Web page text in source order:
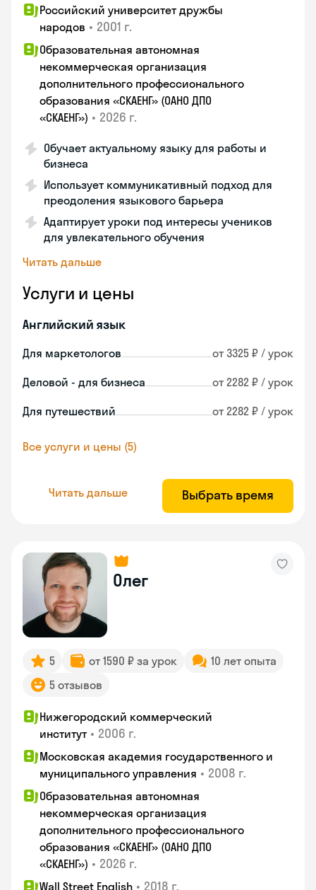
Российский университет дружбы
народов • 2001 г.
Образовательная автономная
некоммерческая организация
дополнительного профессионального
образования «СКАЕНГ» (ОАНО ДПО
«СКАЕНГ») • 2026 г.
Обучает актуальному языку для работы и
бизнеса
Использует коммуникативный подход для
преодоления языкового барьера
Адаптирует уроки под интересы учеников
для увлекательного обучения
Читать дальше
Услуги и цены
Английский язык
Для маркетологов от 3325 ₽ / урок
Деловой - для бизнеса от 2282 ₽ / урок
Для путешествий от 2282 ₽ / урок
Все услуги и цены (5)
Читать дальше Выбрать время
Олег
5 от 1590 ₽ за урок
10 лет опыта
5 отзывов
Нижегородский коммерческий
институт • 2006 г.
Московская академия государственного и
муниципального управления • 2008 г.
Образовательная автономная
некоммерческая организация
дополнительного профессионального
образования «СКАЕНГ» (ОАНО ДПО
«СКАЕНГ») • 2026 г.
Wall Street English • 2018 г.